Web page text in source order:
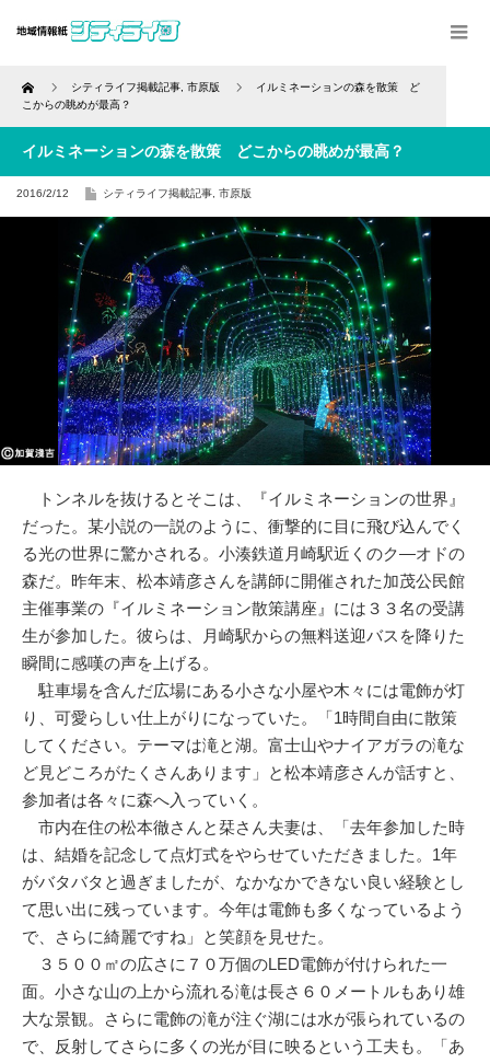
Home シティライフ掲載記事 市原版
イルミネーションの森を散策 ど
こからの眺めが最高？
イルミネーションの森を散策 どこからの眺めが最高？
2016/2/12 シティライフ掲載記事 市原版
トンネルを抜けるとそこは、『イルミネーションの世界』
だった。某小説の一説のように、衝撃的に目に飛び込んでく
る光の世界に驚かされる。小湊鉄道月崎駅近くのク―オドの
森だ。昨年末、松本靖彦さんを講師に開催された加茂公民館
主催事業の『イルミネーション散策講座』には３３名の受講
生が参加した。彼らは、月崎駅からの無料送迎バスを降りた
瞬間に感嘆の声を上げる。
駐車場を含んだ広場にある小さな小屋や木々には電飾が灯
り、可愛らしい仕上がりになっていた。「1時間自由に散策
してください。テーマは滝と湖。富士山やナイアガラの滝な
ど見どころがたくさんあります」と松本靖彦さんが話すと、
参加者は各々に森へ入っていく。
市内在住の松本徹さんと栞さん夫妻は、「去年参加した時
は、結婚を記念して点灯式をやらせていただきました。1年
がバタバタと過ぎましたが、なかなかできない良い経験とし
て思い出に残っています。今年は電飾も多くなっているよう
で、さらに綺麗ですね」と笑顔を見せた。
３５００㎡の広さに７０万個のLED電飾が付けられた一
面。小さな山の上から流れる滝は長さ６０メートルもあり雄
大な景観。さらに電飾の滝が注ぐ湖には水が張られているの
で、反射してさらに多くの光が目に映るという工夫も。「あ